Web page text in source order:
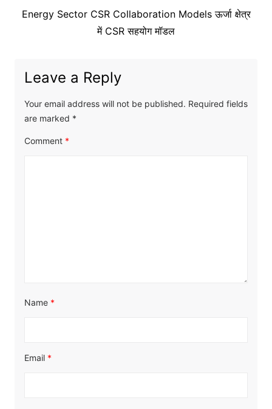
Next
Energy Sector CSR Collaboration Models ऊर्जा क्षेत्र
में CSR सहयोग मॉडल
Leave a Reply
Your email address will not be published. Required fields
are marked *
Comment *
Name *
Email *